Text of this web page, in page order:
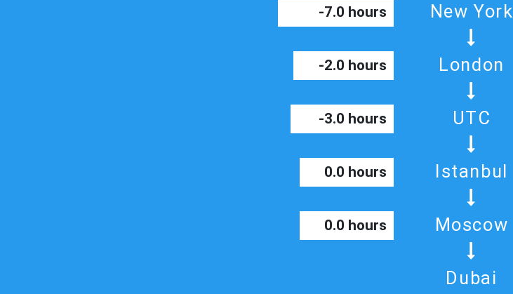
New York
-7.0 hours
London
-2.0 hours
UTC
-3.0 hours
Istanbul
0.0 hours
Moscow
0.0 hours
Dubai